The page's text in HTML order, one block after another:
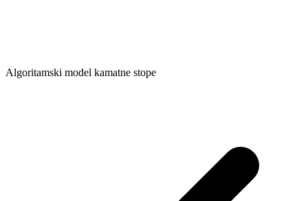
Algoritamski model kamatne stope